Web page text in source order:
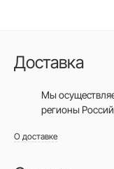
Доставка
Мы
регионы
О доставке